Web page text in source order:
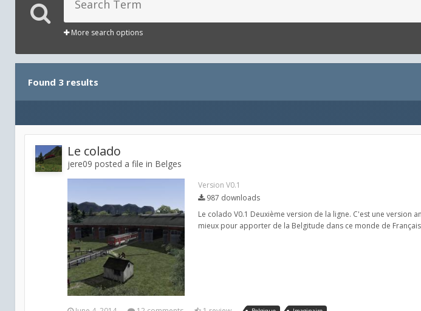
More search options
Found 3 results
Le colado
jere09 posted a file in Belges
Version V0.1
987 downloads
Le colado V0.1 Deuxième version de la ligne. C'est une version
mieux pour apporter de la Belgitude dans ce monde de